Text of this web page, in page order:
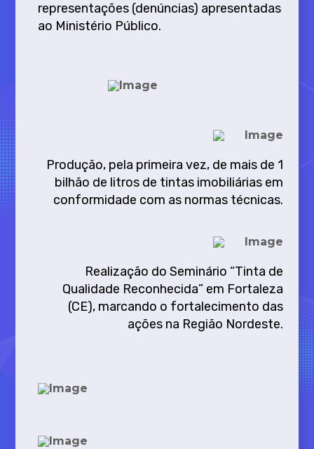
representações (denúncias) apresentadas
ao Ministério Público.
Produção, pela primeira vez, de mais de 1
bilhão de litros de tintas imobiliárias em
conformidade com as normas técnicas.
Realização do Seminário “Tinta de
Qualidade Reconhecida” em Fortaleza
(CE), marcando o fortalecimento das
ações na Região Nordeste.